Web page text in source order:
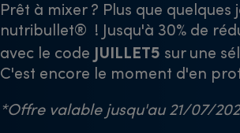
Prêt à mixer ? Plus que
nutribullet® ! Jusqu'à 30% de
avec le code JUILLET5 sur une
C'est encore le moment d'en
*Offre valable jusqu'au 21/07/